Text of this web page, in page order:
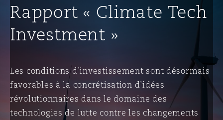
Rapport « Climate Tech
Investment »
Les conditions d’investissement sont désormais
favorables à la concrétisation d’idées
révolutionnaires dans le domaine des
technologies de lutte contre les changements